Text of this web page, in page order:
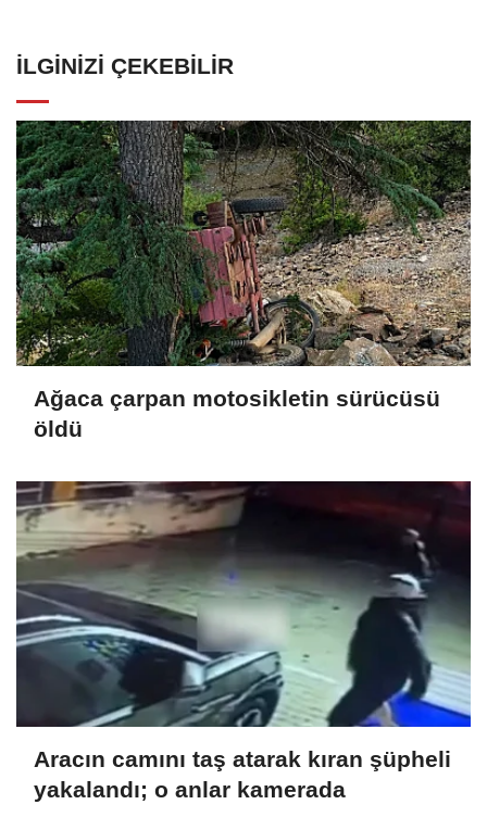
İLGINIZI ÇEKEBILIR
Ağaca çarpan motosikletin sürücüsü
öldü
Aracın camını taş atarak kıran şüpheli
yakalandı; o anlar kamerada